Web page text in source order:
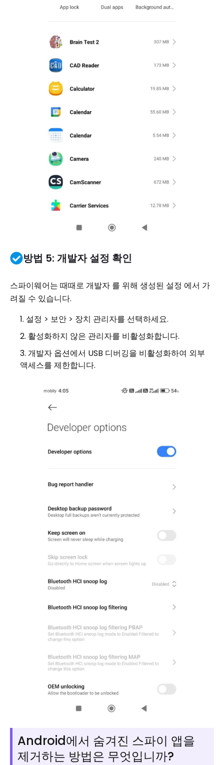
방법 5: 개발자 설정 확인
스파이웨어는 때때로 개발자 를 위해 생성된 설정 에서 가
려질 수 있습니다.
설정 > 보안 > 장치 관리자를 선택하세요.
활성화하지 않은 관리자를 비활성화합니다.
개발자 옵션에서 USB 디버깅을 비활성화하여 외부
액세스를 제한합니다.
Android에서 숨겨진 스파이 앱을
제거하는 방법은 무엇입니까?